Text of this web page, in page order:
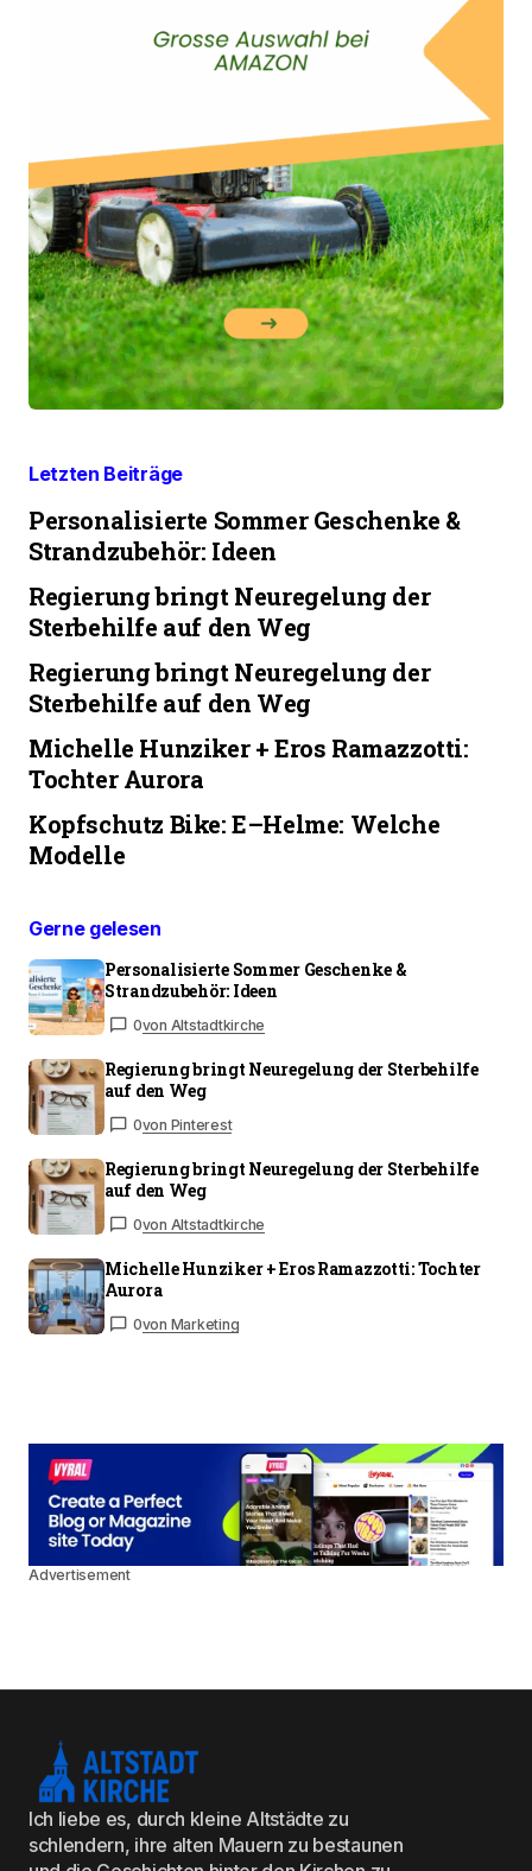
Letzten Beiträge
Personalisierte Sommer Geschenke &
Strandzubehör: Ideen
Regierung bringt Neuregelung der
Sterbehilfe auf den Weg
Regierung bringt Neuregelung der
Sterbehilfe auf den Weg
Michelle Hunziker + Eros Ramazzotti:
Tochter Aurora
Kopfschutz Bike: E–Helme: Welche
Modelle
Gerne gelesen
Personalisierte Sommer Geschenke &
Strandzubehör: Ideen
0von Altstadtkirche
Regierung bringt Neuregelung der Sterbehilfe
auf den Weg
0von Pinterest
Regierung bringt Neuregelung der Sterbehilfe
auf den Weg
0von Altstadtkirche
Michelle Hunziker + Eros Ramazzotti: Tochter
Aurora
0von Marketing
Advertisement
Ich liebe es, durch kleine Altstädte zu
schlendern, ihre alten Mauern zu bestaunen